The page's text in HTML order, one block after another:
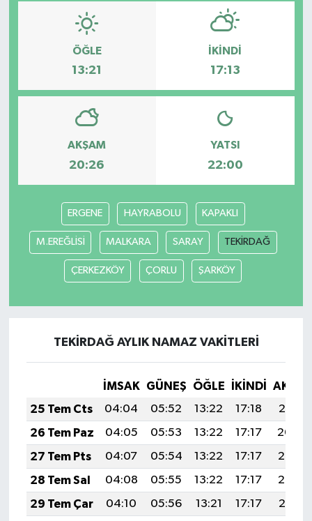
ÖĞLE
13:21
İKINDI
17:13
AKŞAM
20:26
YATSI
22:00
ERGENE HAYRABOLU KAPAKLI
M.EREĞLİSİ MALKARA SARAY TEKİRDAĞ
ÇERKEZKÖY ÇORLU ŞARKÖY
TEKİRDAĞ AYLIK NAMAZ VAKITLERI
İMSAK GÜNEŞ ÖĞLE İKINDI
25 Tem Cts
04:04 05:52 13:22 17:18
20:41
26 Tem Paz
04:05 05:53 13:22 17:17
20:40
27 Tem Pts
04:07 05:54 13:22 17:17
20:39
28 Tem Sal
04:08 05:55 13:22 17:17
20:38
29 Tem Çar
04:10 05:56 13:21 17:17
20:37
Sürmanşet
Yaşam